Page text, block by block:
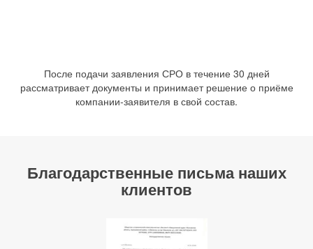
После подачи заявления СРО в течение 30 дней
рассматривает документы и принимает решение о приёме
компании-заявителя в свой состав.
Благодарственные письма наших
клиентов